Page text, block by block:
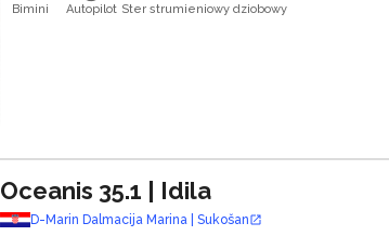
Bimini Autopilot Ster strumieniowy dziobowy
Oceanis 35.1 | Idila
D-Marin Dalmacija Marina | Sukošan